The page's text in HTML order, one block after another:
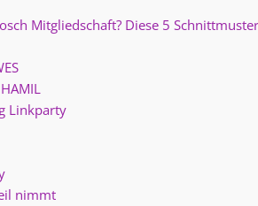
Mitgliedschaft? Diese 5
Linkparty
nimmt